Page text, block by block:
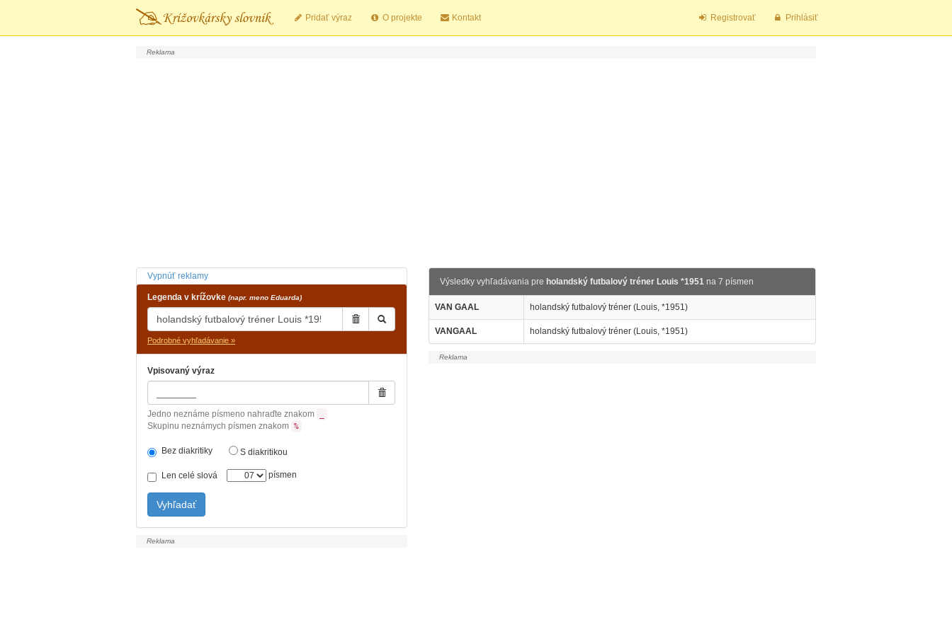
Pridať výraz O projekte Kontakt Registrovať Prihlásiť
Vypnúť reklamy
Legenda v krížovke (napr. meno Eduarda)
Podrobné vyhľadávanie »
Vpisovaný výraz
Jedno neznáme písmeno nahraďte znakom
Skupinu neznámych písmen znakom %
Bez diakritiky S diakritikou
Len celé slová písmen
Vyhľadať
Výsledky vyhľadávania pre holandský futbalový tréner Louis *1951na 7 písmen
VAN GAAL holandský futbalový tréner (Louis, *1951)
VANGAAL holandský futbalový tréner (Louis, *1951)